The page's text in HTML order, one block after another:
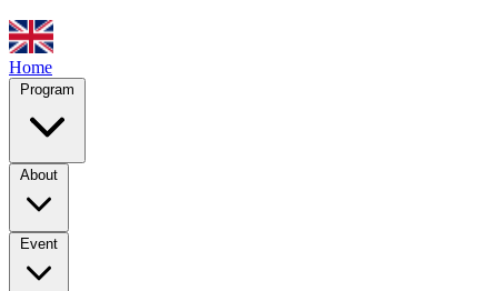
Home
Program
About
Event